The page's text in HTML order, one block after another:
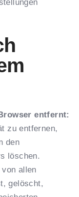
entfernt:
zu entfernen,
den
löschen.
allen
gelöscht,